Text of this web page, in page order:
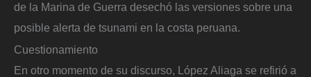
de la Marina de Guerra desechó las versiones sobre una
posible alerta de tsunami en la costa peruana.
Cuestionamiento
En otro momento de su discurso, López Aliaga se refirió a